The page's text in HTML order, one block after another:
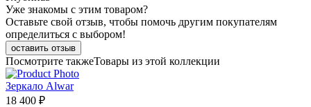
Уже знакомы с этим товаром?
Оставьте свой отзыв, чтобы помочь другим покупателям
определиться с выбором!
оставить отзыв
Посмотрите такжеТовары из этой коллекции
Зеркало Alwar
18 400 ₽